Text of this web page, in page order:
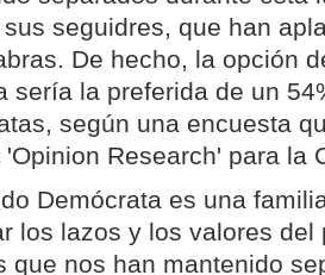
seguidres, que han
De hecho, la opción
sería la preferida de un
según una encuesta
Research' para la
Demócrata es una
los lazos y los valores del
que nos han mantenido